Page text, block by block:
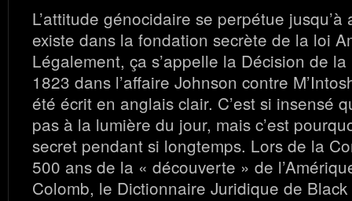
L’attitude génocidaire se perpétue jusqu’à
existe dans la fondation secrète de la loi
Légalement, ça s’appelle la Décision de
1823 dans l’affaire Johnson contre
été écrit en anglais clair. C’est si insensé
pas à la lumière du jour, mais c’est
secret pendant si longtemps. Lors de la
500 ans de la « découverte » de
Colomb, le Dictionnaire Juridique de